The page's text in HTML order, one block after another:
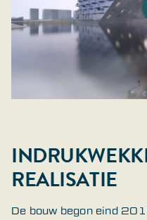
REALISATIE
De bouw begon eind